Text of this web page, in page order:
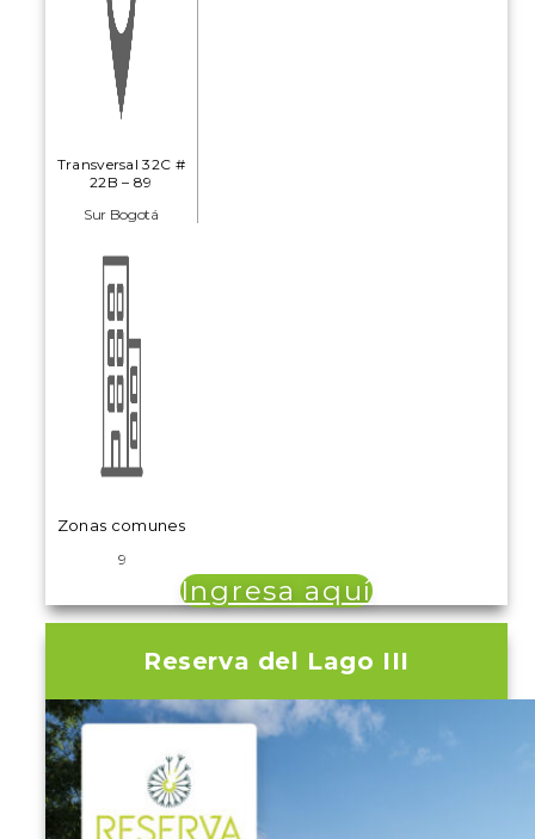
Transversal 32C #
22B – 89
Sur Bogotá
Zonas comunes
9
Ingresa aquí
Reserva del Lago III